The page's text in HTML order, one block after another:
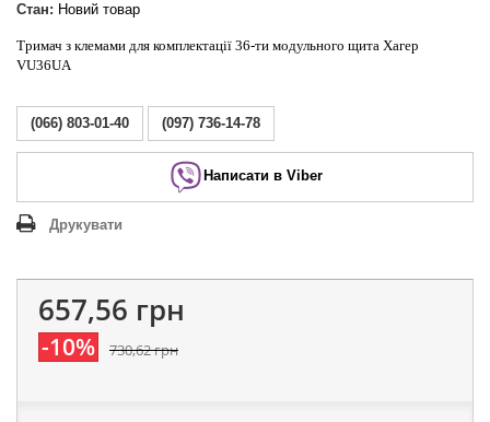
Стан: Новий товар
Тримач з клемами для комплектації 36-ти модульного щита Хагер
VU36UA
(066) 803-01-40 (097) 736-14-78
Написати в Viber
Друкувати
657,56 грн
-10% 730,62 грн